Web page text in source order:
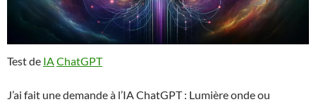
Test de IA ChatGPT
J’ai fait une demande à l’IA ChatGPT : Lumière onde ou